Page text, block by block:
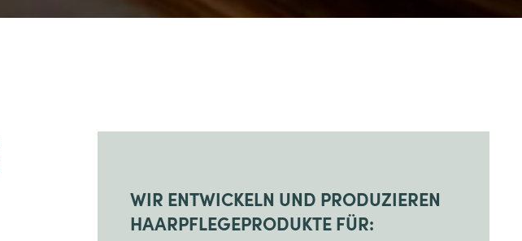
WIR ENTWICKELN UND PRODUZIEREN
HAARPFLEGEPRODUKTE FÜR: